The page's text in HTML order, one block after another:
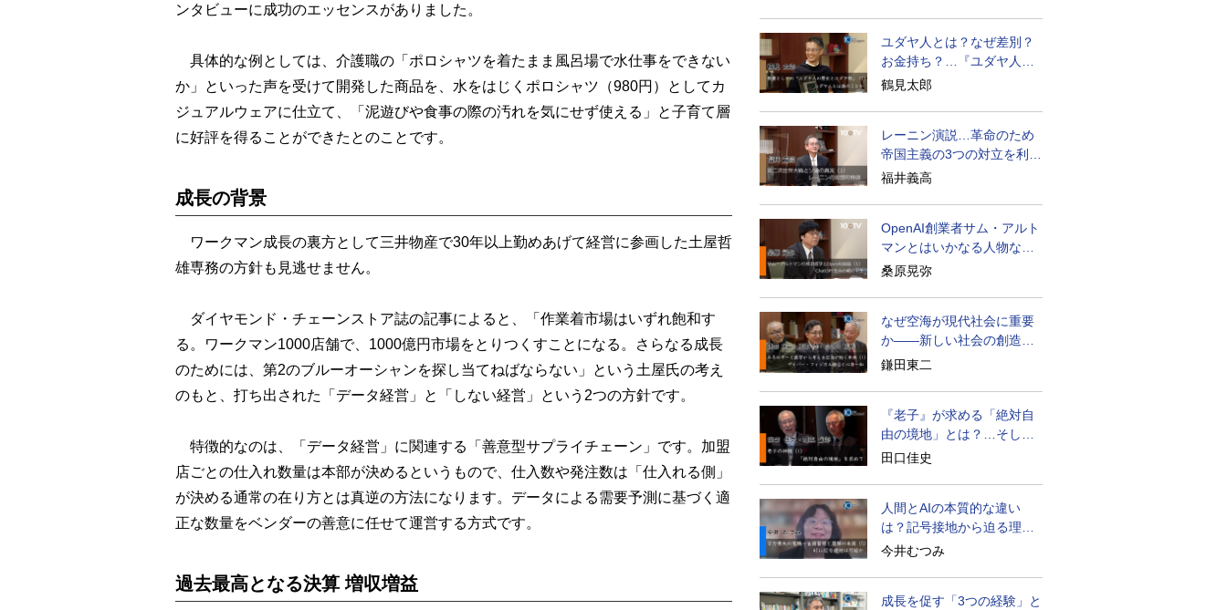
ンタビューに成功のエッセンスがありました。
具体的な例としては、介護職の「ポロシャツを着たまま風呂場で水仕事をできない
か」といった声を受けて開発した商品を、水をはじくポロシャツ（980円）としてカ
ジュアルウェアに仕立て、「泥遊びや食事の際の汚れを気にせず使える」と子育て層
に好評を得ることができたとのことです。
成長の背景
ワークマン成長の裏方として三井物産で30年以上勤めあげて経営に参画した土屋哲
雄専務の方針も見逃せません。
ダイヤモンド・チェーンストア誌の記事によると、「作業着市場はいずれ飽和す
る。ワークマン1000店舗で、1000億円市場をとりつくすことになる。さらなる成長
のためには、第2のブルーオーシャンを探し当てねばならない」という土屋氏の考え
のもと、打ち出された「データ経営」と「しない経営」という2つの方針です。
特徴的なのは、「データ経営」に関連する「善意型サプライチェーン」です。加盟
店ごとの仕入れ数量は本部が決めるというもので、仕入数や発注数は「仕入れる側」
が決める通常の在り方とは真逆の方法になります。データによる需要予測に基づく適
正な数量をベンダーの善意に任せて運営する方式です。
過去最高となる決算 増収増益
ユダヤ人とは？なぜ差別？
お金持ち？…『ユダヤ人の
歴史』に学ぶ
鶴見太郎
レーニン演説…革命のため
帝国主義の3つの対立を利用
せよ
福井義高
OpenAI創業者サム・アルト
マンとはいかなる人物なの
か
桑原晃弥
なぜ空海が現代社会に重要
か――新しい社会の創造の
ために
鎌田東二
『老子』が求める「絶対自
由の境地」とは？…そして
創造長寿へ
田口佳史
人間とAIの本質的な違い
は？記号接地から迫る理解
の本質
今井むつみ
成長を促す「3つの経験」と